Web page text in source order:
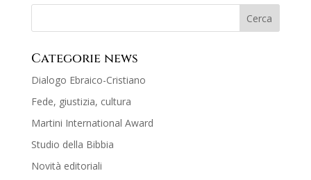
Categorie news
Dialogo Ebraico-Cristiano
Fede, giustizia, cultura
Martini International Award
Studio della Bibbia
Novità editoriali